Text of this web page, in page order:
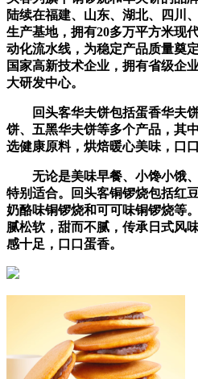
陆续在福建、山东、湖北、四川
生产基地，拥有20多万平方米现
动化流水线，为稳定产品质量奠
国家高新技术企业，拥有省级企
大研发中心。
回头客华夫饼包括蛋香华夫饼
饼、五黑华夫饼等多个产品，其
选健康原料，烘焙暖心美味，口
无论是美味早餐、小馋小饿、
特别适合。回头客铜锣烧包括红
奶酪味铜锣烧和可可味铜锣烧等
腻松软，甜而不腻，传承日式风
感十足，口口蛋香。